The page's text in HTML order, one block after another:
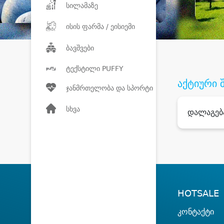
სილამაზე
ისის ფარმა / ეისიემი
ბავშვები
ტექსტილი PUFFY
ჯანმრთელობა და სპორტი
სხვა
აქტიური
HOTSALE
კონტაქტი